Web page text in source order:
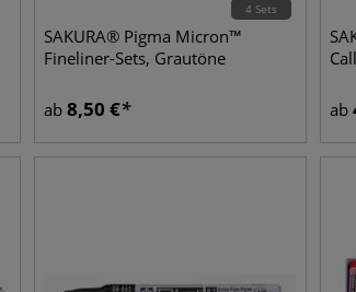
4 Sets
SAKURA® Pigma Micron™
Fineliner-Sets, Grautöne
ab 8,50 € ab